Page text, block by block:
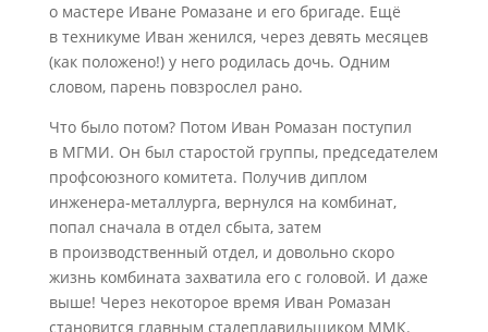
о мастере Иване Ромазане и его бригаде. Ещё
в техникуме Иван женился, через девять месяцев
(как положено!) у него родилась дочь. Одним
словом, парень повзрослел рано.
Что было потом? Потом Иван Ромазан поступил
в МГМИ. Он был старостой группы, председателем
профсоюзного комитета. Получив диплом
инженера-металлурга, вернулся на комбинат,
попал сначала в отдел сбыта, затем
в производственный отдел, и довольно скоро
жизнь комбината захватила его с головой. И даже
выше! Через некоторое время Иван Ромазан
становится главным сталеплавильщиком ММК.